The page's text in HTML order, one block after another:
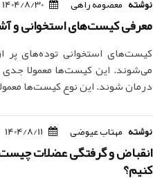
نوشته معصومه راهی 1404/8/30
معرفی کیست‌های استخوانی و
کیست‌های استخوانی توده‌های
می‌شوند. این کیست‌ها معمولا جدی
درمان شوند. این نوع کیست‌ها
نوشته مهتاب عیوضی 1404/8/11
انقباض و گرفتگی عضلات چیست
کنیم؟